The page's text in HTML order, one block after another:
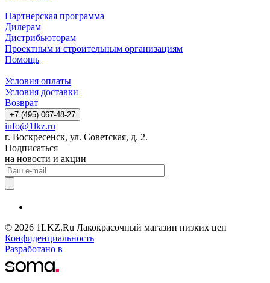
Партнерская программа
Дилерам
Дистрибьюторам
Проектным и строительным организациям
Помощь
Условия оплаты
Условия доставки
Возврат
+7 (495) 067-48-27
info@1lkz.ru
г. Воскресенск, ул. Советская, д. 2.
Подписаться
на новости и акции
© 2026 1LKZ.Ru Лакокрасочный магазин низких цен
Конфиденциальность
Разработано в